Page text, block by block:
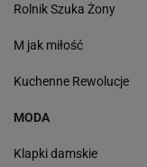
Rolnik Szuka Żony
M jak miłość
Kuchenne Rewolucje
MODA
Klapki damskie